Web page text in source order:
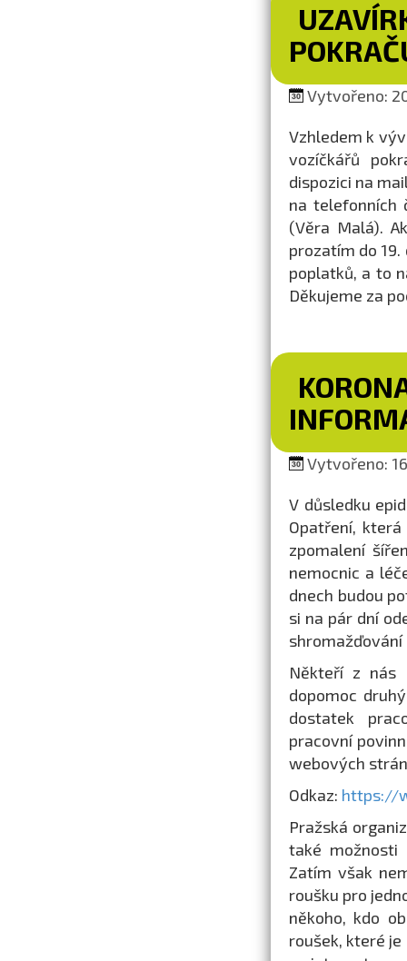
Vytvořeno:
Vzhledem k
vozíčkářů
dispozici na
na telefonních
(Věra Malá).
prozatím do
poplatků, a to
Děkujeme za
Vytvořeno:
V důsledku
Opatření,
zpomalení
nemocnic a
dnech budou
si na pár dní
Někteří z nás
dopomoc
dostatek
pracovní
webových
Odkaz: https://
Pražská
také možnosti
Zatím však
roušku pro
někoho, kdo
roušek, které